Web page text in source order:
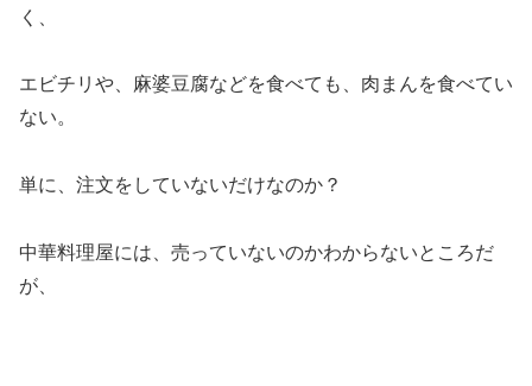
く、
エビチリや、麻婆豆腐などを食べても、肉まんを食べてい
ない。
単に、注文をしていないだけなのか？
中華料理屋には、売っていないのかわからないところだ
が、